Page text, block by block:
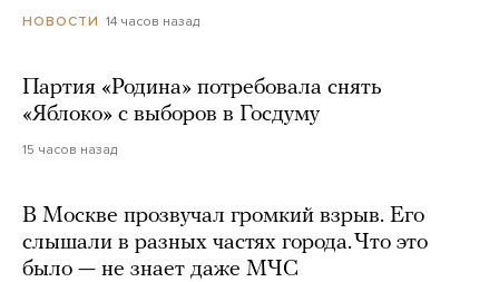
НОВОСТИ 14 часов назад
Партия «Родина» потребовала снять
«Яблоко» с выборов в Госдуму
15 часов назад
В Москве прозвучал громкий взрыв. Его
слышали в разных частях города. Что это
было — не знает даже МЧС